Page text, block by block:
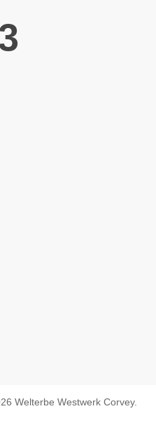
Welterbe Westwerk Corvey.